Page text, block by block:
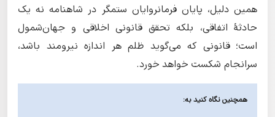
همین دلیل، پایان فرمانروایان ستمگر در شاهنامه نه یک
حادثهٔ اتفاقی، بلکه تحقق قانونی اخلاقی و جهان‌شمول
است؛ قانونی که می‌گوید ظلم هر اندازه نیرومند باشد،
سرانجام شکست خواهد خورد.
همچنین نگاه کنید به: